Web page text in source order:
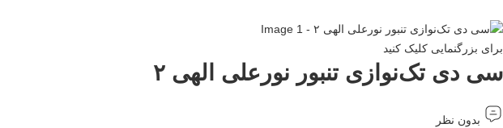
برای بزرگنمایی کلیک کنید
سی دی تک‌نوازی تنبور نورعلی الهی ۲
بدون نظر